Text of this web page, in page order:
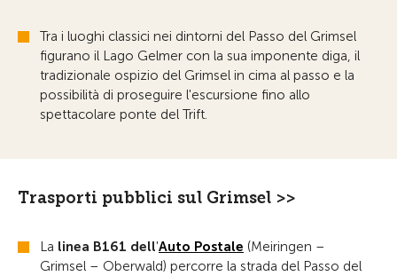
Tra i luoghi classici nei dintorni del Passo del Grimsel
figurano il Lago Gelmer con la sua imponente diga, il
tradizionale ospizio del Grimsel in cima al passo e la
possibilità di proseguire l'escursione fino allo
spettacolare ponte del Trift.
Trasporti pubblici sul Grimsel >>
La linea B161 dell'Auto Postale (Meiringen –
Grimsel – Oberwald) percorre la strada del Passo del